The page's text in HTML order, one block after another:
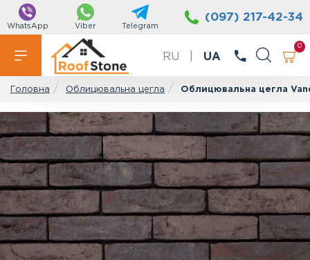
WhatsApp Viber Telegram
(097) 217-42-34
RU UA
0
Головна Облицювальна цегла Облицювальна цегла